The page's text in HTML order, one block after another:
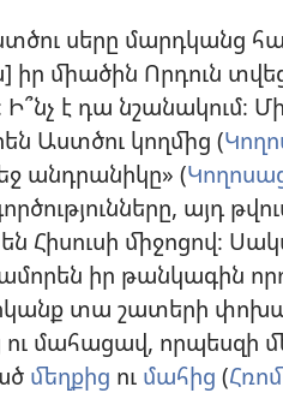
սերը մարդկանց
իր միածին Որդուն
է դա նշանակում։
Աստծու կողմից (
անդրանիկը» (
այդ
Հիսուսի միջոցով։
իր թանկագին
տա շատերի
ու մահացավ,
մեղքից ու մահից (